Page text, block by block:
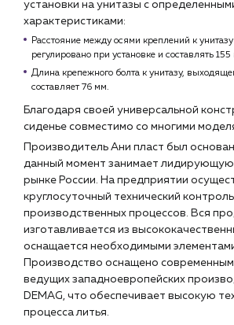
установки на унитазы с
характеристиками:
Расстояние между осями креплений к
регулировано при установке и составлять
Длина крепежного болта к унитазу,
составляет 76 мм.
Благодаря своей универсальной
сиденье совместимо со многими
Производитель Ани пласт был
данный момент занимает
рынке России. На предприятии
круглосуточный технический
производственных процессов. Вся
изготавливается из
оснащается необходимыми
Производство оснащено
ведущих западноевропейских
DEMAG, что обеспечивает высокую
процесса литья.